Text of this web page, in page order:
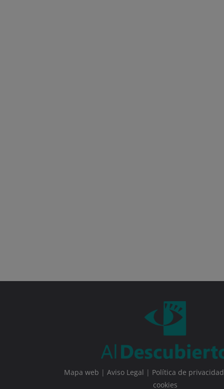
Mapa web | Aviso Legal | Política de privacidad
cookies